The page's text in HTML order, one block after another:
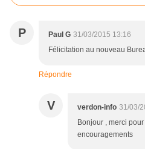
P Paul G 31/03/2015 13:16
Félicitation au nouveau
Répondre
V verdon-info 31/03/
Bonjour , merci
encouragements